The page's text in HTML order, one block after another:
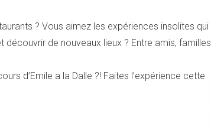
? Vous aimez les expériences insolites qui
de nouveaux lieux ? Entre amis, familles
d’Emile a la Dalle ?! Faites l’expérience cette